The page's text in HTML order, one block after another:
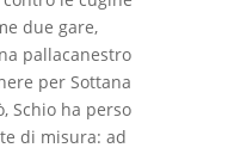
due gare,
pallacanestro
per Sottana
Schio ha perso
di misura: ad